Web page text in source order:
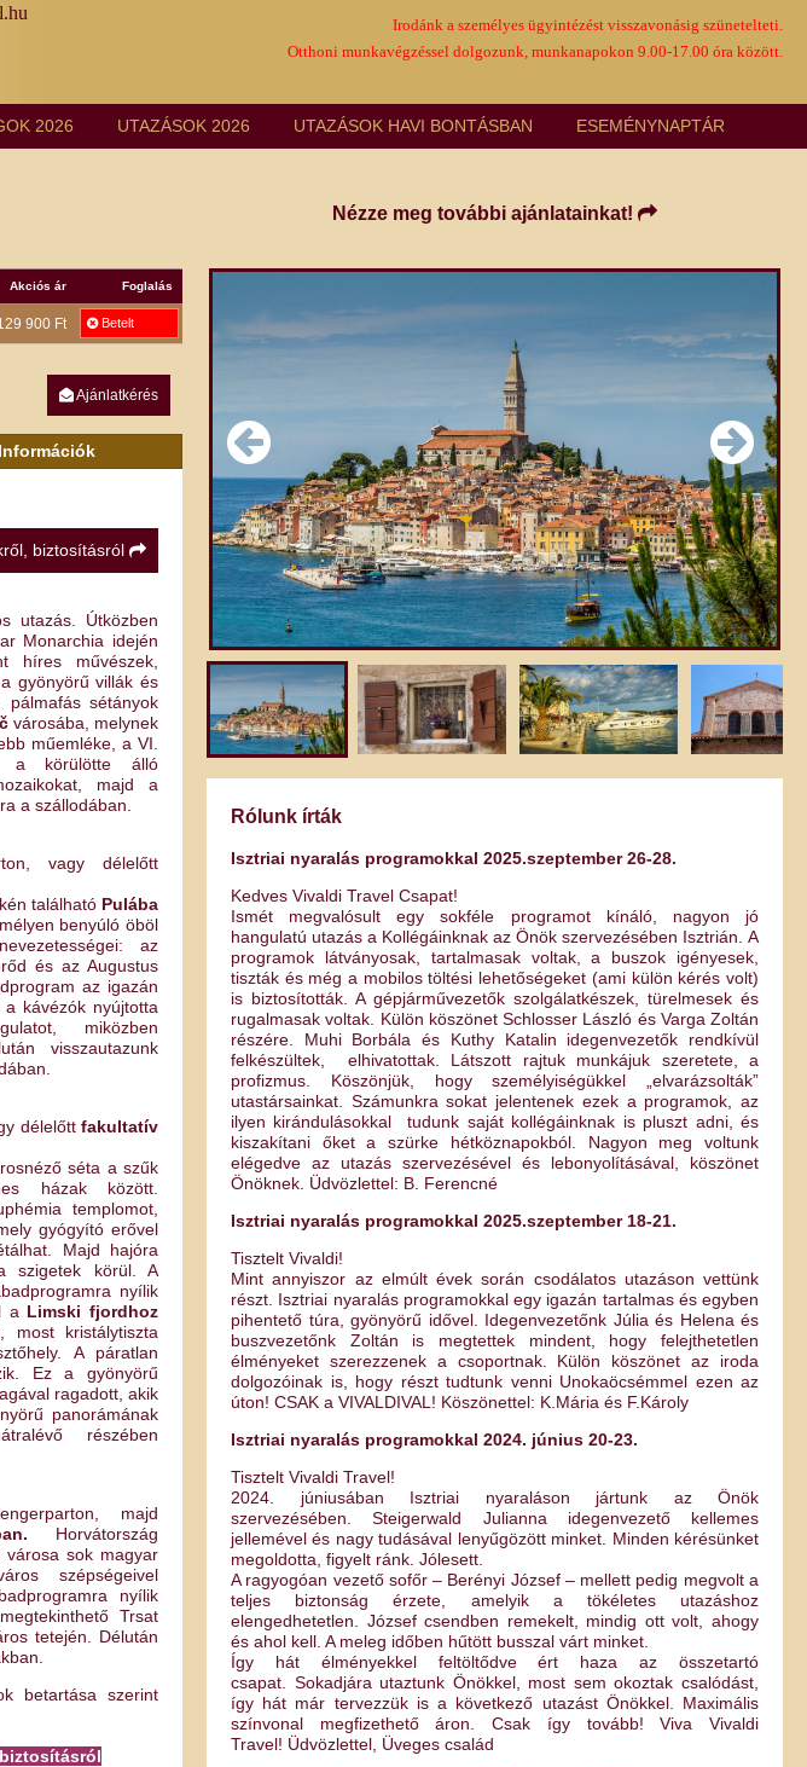
Irodánk a személyes ügyintézést visszavonásig szünetelteti.
Otthoni munkavégzéssel dolgozunk, munkanapokon 9.00-17.00 óra között.
2026 UTAZÁSOK 2026 UTAZÁSOK HAVI BONTÁSBAN ESEMÉNYNAPTÁR
Akciós ár Foglalás
900 Ft Betelt
Ajánlatkérés
Információk
biztosításról
utazás. Útközben
Monarchia idején
híres művészek,
gyönyörű villák és
pálmafás sétányok
városába, melynek
műemléke, a VI.
a körülötte álló
majd a
a szállodában.
vagy délelőtt
található Pulába
benyúló öböl
az
és az Augustus
az igazán
kávézók nyújtotta
miközben
visszautazunk
délelőtt fakultatív
séta a szűk
házak között.
templomot,
gyógyító erővel
Majd hajóra
szigetek körül. A
nyílik
a Limski fjordhoz
most kristálytiszta
A páratlan
Ez a gyönyörű
ragadott, akik
panorámának
részében
majd
Horvátország
városa sok magyar
szépségeivel
nyílik
Trsat
tetején. Délután
betartása szerint
Nézze meg további ajánlatainkat!
Rólunk írták
Isztriai nyaralás programokkal 2025.szeptember 26-28.
Kedves Vivaldi Travel Csapat!
Ismét megvalósult egy sokféle programot kínáló, nagyon jó
hangulatú utazás a Kollégáinknak az Önök szervezésében Isztrián. A
programok látványosak, tartalmasak voltak, a buszok igényesek,
tiszták és még a mobilos töltési lehetőségeket (ami külön kérés volt)
is biztosították. A gépjárművezetők szolgálatkészek, türelmesek és
rugalmasak voltak. Külön köszönet Schlosser László és Varga Zoltán
részére. Muhi Borbála és Kuthy Katalin idegenvezetők rendkívül
felkészültek, elhivatottak. Látszott rajtuk munkájuk szeretete, a
profizmus. Köszönjük, hogy személyiségükkel „elvarázsolták”
utastársainkat. Számunkra sokat jelentenek ezek a programok, az
ilyen kirándulásokkal tudunk saját kollégáinknak is pluszt adni, és
kiszakítani őket a szürke hétköznapokból. Nagyon meg voltunk
elégedve az utazás szervezésével és lebonyolításával, köszönet
Önöknek. Üdvözlettel: B. Ferencné
Isztriai nyaralás programokkal 2025.szeptember 18-21.
Tisztelt Vivaldi!
Mint annyiszor az elmúlt évek során csodálatos utazáson vettünk
részt. Isztriai nyaralás programokkal egy igazán tartalmas és egyben
pihentető túra, gyönyörű idővel. Idegenvezetőnk Júlia és Helena és
buszvezetőnk Zoltán is megtettek mindent, hogy felejthetetlen
élményeket szerezzenek a csoportnak. Külön köszönet az iroda
dolgozóinak is, hogy részt tudtunk venni Unokaöcsémmel ezen az
úton! CSAK a VIVALDIVAL! Köszönettel: K.Mária és F.Károly
Isztriai nyaralás programokkal 2024. június 20-23.
Tisztelt Vivaldi Travel!
2024. júniusában Isztriai nyaraláson jártunk az Önök
szervezésében. Steigerwald Julianna idegenvezető kellemes
jellemével és nagy tudásával lenyűgözött minket. Minden kérésünket
megoldotta, figyelt ránk. Jólesett.
A ragyogóan vezető sofőr – Berényi József – mellett pedig megvolt a
teljes biztonság érzete, amelyik a tökéletes utazáshoz
elengedhetetlen. József csendben remekelt, mindig ott volt, ahogy
és ahol kell. A meleg időben hűtött busszal várt minket.
Így hát élményekkel feltöltődve ért haza az összetartó
csapat. Sokadjára utaztunk Önökkel, most sem okoztak csalódást,
így hát már tervezzük is a következő utazást Önökkel. Maximális
színvonal megfizethető áron. Csak így tovább! Viva Vivaldi
Travel! Üdvözlettel, Üveges család